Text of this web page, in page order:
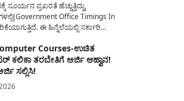
ಸೂರ್ಯನ ಪ್ರಖರತೆ ಹೆಚ್ಚುತ್ತಿದ್ದು,
Office Timings In
ಈ ಹಿನ್ನೆಲೆಯಲ್ಲಿ ಸರ್ಕಾರಿ
ಕಿತ್ತೂರು ಕರ್ನಾಟಕ ಮತ್ತು
ಏಪ್ರಿಲ್...
Courses-ಉಚಿತ
ಕಲಿಕಾ ತರಬೇತಿಗೆ ಅರ್ಜಿ ಆಹ್ವಾನ!
ಸಲ್ಲಿಸಿ!